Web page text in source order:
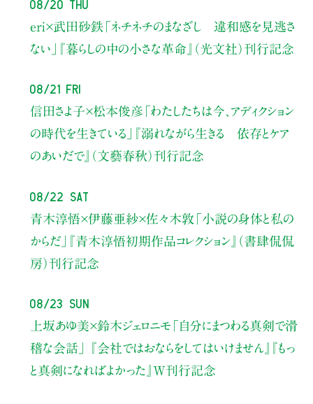
eri×武田砂鉄「ネチネチのまなざし 違和感を見逃さ
ない」
『暮らしの中の小さな革命』（光文社）刊行記念
08/21 Fri
信田さよ子×松本俊彦 「わたしたちは今、アディクション
の時代を生きている」
『溺れながら生きる 依存とケア
のあいだで』（文藝春秋）刊行記念
08/22 Sat
青木淳悟×伊藤亜紗×佐々木敦 「小説の身体と私の
からだ」
『青木淳悟初期作品コレクション』（書肆侃侃
房）刊行記念
08/23 Sun
上坂あゆ美×鈴木ジェロニモ 「自分にまつわる真剣で滑
稽な会話」
『会社ではおならをしてはいけません』『もっ
と真剣になればよかった』W刊行記念